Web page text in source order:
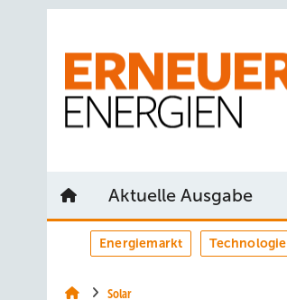
Aktuelle Ausgabe
Energiemarkt Technologie
Solar